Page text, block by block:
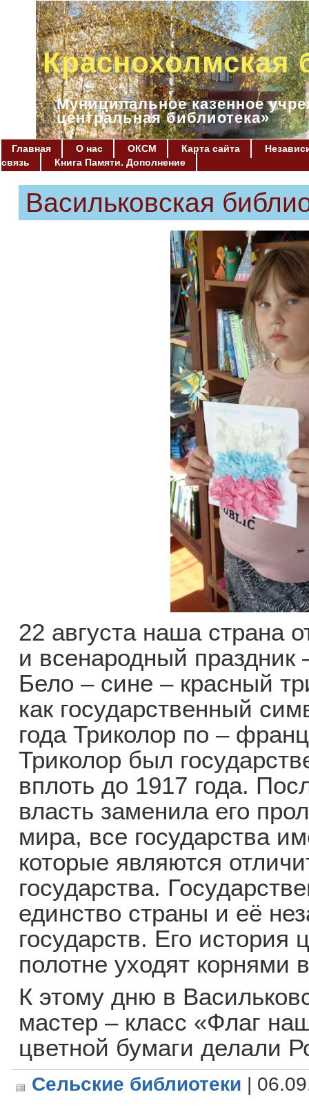
Краснохолмская
Муниципальное казенное
центральная библиотека»
Главная О нас ОКСМ Карта сайта
связь
Книга Памяти. Дополнение
Васильковская
22 августа наша страна
и всенародный праздник
Бело – сине – красный
как государственный
года Триколор по –
Триколор был
вплоть до 1917 года.
власть заменила его
мира, все государства
которые являются
государства.
единство страны и её
государств. Его
полотне уходят корнями
К этому дню в
мастер – класс «Флаг
цветной бумаги делали
Сельские библиотеки |